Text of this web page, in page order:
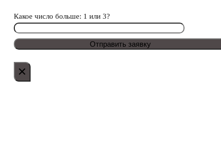
Какое число больше: 1 или 3?
×